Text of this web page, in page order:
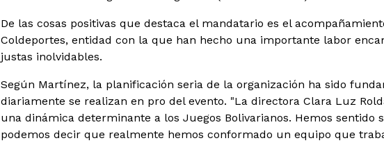
De las cosas positivas que destaca el mandatario es el
Coldeportes, entidad con la que han hecho una importante labor
justas inolvidables.
Según Martínez, la planificación seria de la organización ha sido
diariamente se realizan en pro del evento. "La directora Clara Luz
una dinámica determinante a los Juegos Bolivarianos. Hemos sentido
podemos decir que realmente hemos conformado un equipo que